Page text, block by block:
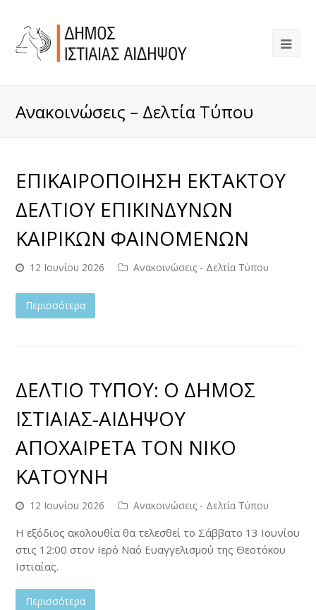
Ανακοινώσεις – Δελτία Τύπου
ΕΠΙΚΑΙΡΟΠΟΙΗΣΗ ΕΚΤΑΚΤΟΥ
ΔΕΛΤΙΟΥ ΕΠΙΚΙΝΔΥΝΩΝ
ΚΑΙΡΙΚΩΝ ΦΑΙΝΟΜΕΝΩΝ
12 Ιουνίου 2026 Ανακοινώσεις - Δελτία Τύπου
Περισσότερα
ΔΕΛΤΙΟ ΤΥΠΟΥ: Ο ΔΗΜΟΣ
ΙΣΤΙΑΙΑΣ-ΑΙΔΗΨΟΥ
ΑΠΟΧΑΙΡΕΤΑ ΤΟΝ ΝΙΚΟ
ΚΑΤΟΥΝΗ
12 Ιουνίου 2026 Ανακοινώσεις - Δελτία Τύπου
Η εξόδιος ακολουθία θα τελεσθεί το Σάββατο 13 Ιουνίου
στις 12:00 στον Ιερό Ναό Ευαγγελισμού της Θεοτόκου
Ιστιαίας.
Περισσότερα